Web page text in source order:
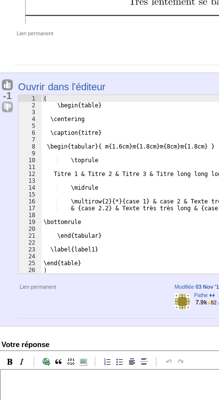
Lien permanent
-1
Ouvrir dans l'éditeur
1
2
3
4
5
6
7
8
9
10
11
12
13
14
15
16
17
18
19
20
21
22
23
24
25
26
⟨
    \begin{table}
  \centering
  \caption{titre}
\begin{tabular}{ m{1.6cm}m{1.8cm}m{8cm}m{1.8cm} }
    \toprule
Titre 1 & Titre 2 & Titre 3 & Titre long long
    \midrule
\multirow{2}{*}{case 1} & case 2 & Texte
& {case 2.2} & Texte très très long &
\bottomrule
    \end{tabular}
  \label{label1}
\end{table}
⟩
Lien permanent Modifiée 03 Nov
Pathe ♦♦
7.9k●82
Votre réponse